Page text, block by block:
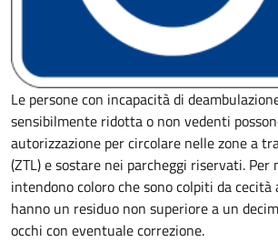
Le persone con incapacità di
sensibilmente ridotta o non vedenti
autorizzazione per circolare nelle zone a
(ZTL) e sostare nei parcheggi riservati. Per
intendono coloro che sono colpiti da cecità
hanno un residuo non superiore a un
occhi con eventuale correzione.